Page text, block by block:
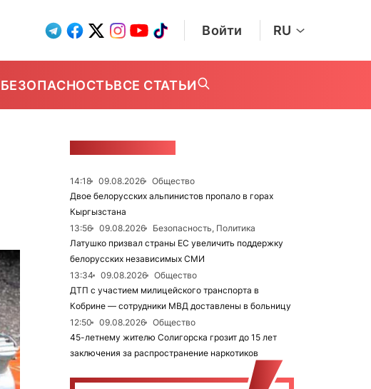
Войти RU
БЕЗОПАСНОСТЬВСЕ СТАТЬИ
14:18 09.08.2026
Общество
Двое белорусских альпинистов пропало в горах
Кыргызстана
13:56
09.08.2026
Безопасность, Политика
Латушко призвал страны ЕС увеличить поддержку
белорусских независимых СМИ
13:34
09.08.2026
Общество
ДТП с участием милицейского транспорта в
Кобрине — сотрудники МВД доставлены в больницу
12:50
09.08.2026
Общество
45-летнему жителю Солигорска грозит до 15 лет
заключения за распространение наркотиков